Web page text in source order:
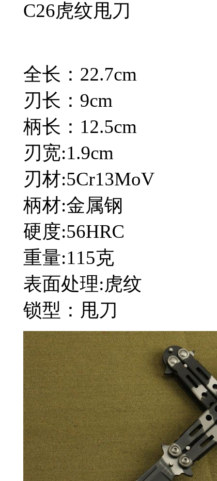
C26虎纹甩刀
全长：22.7cm
刃长：9cm
柄长：12.5cm
刃宽:1.9cm
刃材:5Cr13MoV
柄材:金属钢
硬度:56HRC
重量:115克
表面处理:虎纹
锁型：甩刀